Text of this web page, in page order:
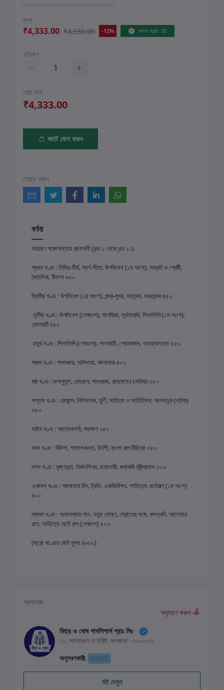
মূল্য
₹4,333.00 ₹4,930.00 -12% ক্লাব পয়েন্ট: 30
পরিমাণ
মোট দাম
₹4,333.00
কার্টে যোগ করুন
শেয়ার করুন
বর্ণনা
নারায়ণ গঙ্গোপাধ্যায় রচনাবলী (খন্ড ১ থেকে খন্ড ১২)
প্রথম খণ্ড : তিমির-তীর্থ, স্বর্ণ-সীতা, উপনিবেশ (১ম অংশ), সম্রাট ও শ্রেষ্ঠী,
বৈতালিক, বীতংস ৬০০
দ্বিতীয় খণ্ড : উপনিবেশ (২য় অংশ), মন্দ্র-মুখর, মহানন্দা, ভাঙাবন্দর ৪৫০
তৃতীয় খণ্ড : উপনিবেশ (শেষাংশ), সাগরিকা, সূর্যসারথি, শিলালিপি (১ম অংশ),
ভোগবতী ৪৫০
চতুর্থ খণ্ড : শিলালিপি (শেষাংশ), লালমাটি, শ্বেতকমল, বনজ্যোৎস্না ৫৫০
পঞ্চম খণ্ড : পদসঞ্চার, অসিধারা, কালাবদর ৪০০
ষষ্ঠ খণ্ড : ভস্মপুতুল, মেঘরাগ, গন্ধরাজ, রামমোহন (নাটক) ৩০০
সপ্তম খণ্ড : রোমান্স, নিশিযাপন, ঘূর্ণি, সাহিত্য ও সাহিত্যিক, আগন্তুক (নাটক)
৩৫০
অষ্টম খণ্ড : আলোকপর্ণা, শুভক্ষণ ২৫০
নবম খণ্ড : বিদিশা, পাতালকন্যা, উর্বশী, বাংলা গল্প বিচিত্রা ৩৮০
দশম খণ্ড : কৃষ্ণচূড়া, নির্জনশিখর, ছায়াতরী, কথাকবি রবীন্দ্রনাথ ৩০০
একাদশ খণ্ড : পদ্মপাতার দিন, ট্রফি, একজিবিশন, সাহিত্যে ছোটগল্প (১ম অংশ)
৪০০
দ্বাদশ খণ্ড : অমাবস্যার গান, নতুন তোরণ, স্রোতের সঙ্গে, কলধ্বনি, আলেয়ার
রাত, সাহিত্যে ছোট গল্প (শেষাংশ) ৫০০
(বারো খণ্ডের মোট মূল্য ৪৯৩০)
প্রকাশক
অনুসরণ করুন
মিত্র ও ঘোষ পাবলিশার্স প্রাঃ লিঃ
১০, শ্যামাচরণ দে স্ট্রীট, কলকাতা - ৭০০০৭৩
অনুসরণকারী: 44355
বই দেখুন